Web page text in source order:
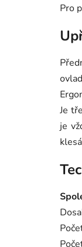
Pro
Je
je